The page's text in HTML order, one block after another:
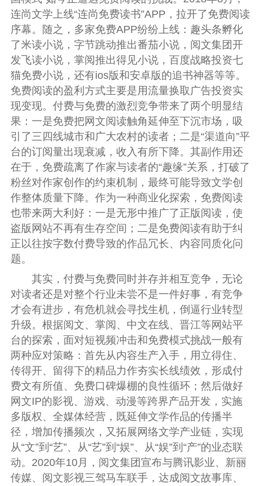
连尚文学上线“连尚免费读书”APP，拉开了免费阅读
序幕。随之，多家免费APP纷纷上线：趣头条孵化
了米读小说，字节跳动推出番茄小说，阅文集团开
发飞读小说，掌阅推出得见小说，百度战略投资七
猫免费小说，还有ios版和安卓版的追书神器等等。
免费阅读的盈利方式主要是用流量换取广告投资实
现变现。付费与免费的激烈竞争带来了两个明显结
果：一是免费把网文阅读触角延伸至下沉市场，吸
引了三四线城市和广大农村的读者；二是“渠道向”平
台的订阅量出现衰减，收入有所下降。其副作用还
在于，免费疏离了作家与读者的“趣缘”关系，打破了
粉丝对作家创作的约束机制，最终可能导致文学创
作整体质量下降。作为一种商业化探索，免费阅读
也带来两大利好：一是无形中推广了正版阅读，使
盗版网站不再有生存空间；二是免费阅读有助于纠
正以往按字数付费导致的作品冗长、内容同质化问
题。
其实，付费与免费同时并存并相互竞争，无论
对读者还是对整个行业未尝不是一件好事，有竞争
才会有进步，有危机就会寻找生机，倒逼行业转型
升级。根据阅文、掌阅、中文在线、晋江等网站平
台的探索，面对短视频冲击和免费模式挑战一般有
两种应对策略：首先从内容生产入手，用立得住、
传得开、留得下的精品力作夯实长线绩效，形成付
费文有所值、免费口碑爆棚的良性循环；然后做好
网文IP的影视、游戏、动漫等跨界产品开发，实施
多版权、全媒体经营，既延伸文学作品的传播半
径，增加传播频次，又拓展网络文学产业链，实现
从“文”到“艺”、从“艺”到“娱”、从“娱”到“产”的业态联
动。2020年10月，阅文集团宣布与腾讯影业、新丽
传媒、阅文影视三驾马车联手，达成阅文故事库、